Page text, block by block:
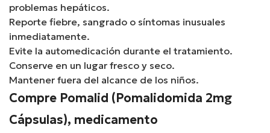
problemas hepáticos.
Reporte fiebre, sangrado o síntomas inusuales
inmediatamente.
Evite la automedicación durante el tratamiento.
Conserve en un lugar fresco y seco.
Mantener fuera del alcance de los niños.
Compre Pomalid (Pomalidomida 2mg
Cápsulas), medicamento